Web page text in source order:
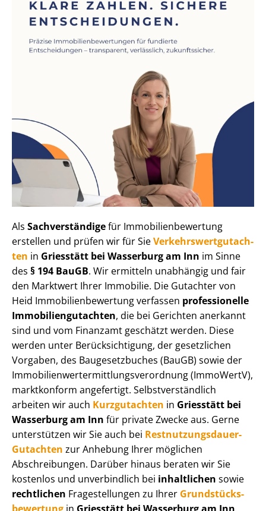
Als Sachverständigefür Im­mo­bi­li­en­be­wer­tung
erstellen und prüfen wir für SieVer­kehrs­wert­gut­ach­
ten in Griesstätt bei Wasserburg am Inn im Sinne
des § 194 BauGB. Wir ermitteln unabhängig und fair
den Marktwert Ihrer Immobilie. Die Gutachter von
Heid Im­mo­bi­li­en­be­wer­tung verfassen professionelle
Im­mo­bi­li­en­gut­ach­ten, die bei Gerichten anerkannt
sind und vom Finanzamt geschätzt werden. Diese
werden unter Be­rück­sich­ti­gung, der gesetzlichen
Vorgaben, des Baugesetzbuches (BauGB) sowie der
Im­mo­bi­li­en­wert­ermitt­lungs­ver­ord­nung (ImmoWertV),
marktkonform angefertigt. Selbst­ver­ständ­lich
arbeiten wir auch Kurzgutachten in Griesstätt bei
Wasserburg am Inn für private Zwecke aus. Gerne
unterstützen wir Sie auch bei Rest­nut­zungs­dau­er-
Gutachten zur Anhebung Ihrer möglichen
Abschreibungen. Darüber hinaus beraten wir Sie
kostenlos und unverbindlich bei inhaltlichen sowie
rechtlichen Fragestellungen zu Ihrer Grund­stücks­